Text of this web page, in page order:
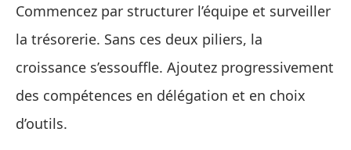
Commencez par structurer l’équipe et surveiller
la trésorerie. Sans ces deux piliers, la
croissance s’essouffle. Ajoutez progressivement
des compétences en délégation et en choix
d’outils.